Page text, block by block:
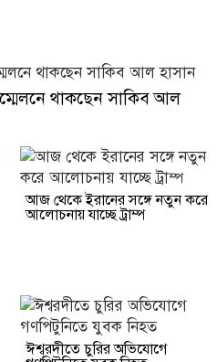
থাকছেন সাকিব আল
আজ থেকে ইরানের সঙ্গে নতুন করে
আলোচনায় যাচ্ছে ট্রাম্প
ঈশ্বরদীতে চুরির অভিযোগে